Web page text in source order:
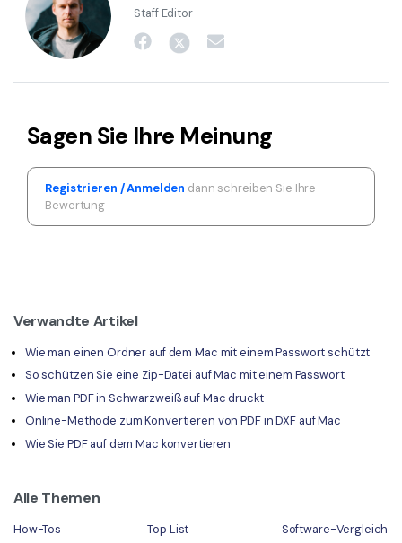
Staff Editor
Sagen Sie Ihre Meinung
Registrieren / Anmelden dann schreiben Sie Ihre
Bewertung
Verwandte Artikel
Wie man einen Ordner auf dem Mac mit einem Passwort schützt
So schützen Sie eine Zip-Datei auf Mac mit einem Passwort
Wie man PDF in Schwarzweiß auf Mac druckt
Online-Methode zum Konvertieren von PDF in DXF auf Mac
Wie Sie PDF auf dem Mac konvertieren
Alle Themen
How-Tos Top List
Software-Vergleich